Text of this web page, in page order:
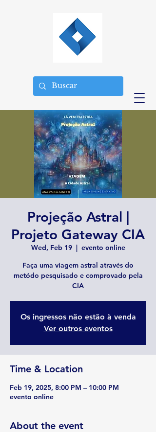
Projeção Astral |
Projeto Gateway CIA
Wed, Feb 19
  |
evento online
Faça uma viagem astral através do
metódo pesquisado e comprovado pela
CIA
Os ingressos não estão à venda
Ver outros eventos
Time & Location
Feb 19, 2025, 8:00 PM – 10:00 PM
evento online
About the event